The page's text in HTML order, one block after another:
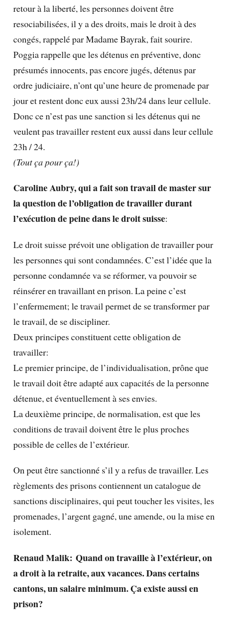
retour à la liberté, les personnes doivent être
resociabilisées, il y a des droits, mais le droit à des
congés, rappelé par Madame Bayrak, fait sourire.
Poggia rappelle que les détenus en préventive, donc
présumés innocents, pas encore jugés, détenus par
ordre judiciaire, n’ont qu’une heure de promenade par
jour et restent donc eux aussi 23h/24 dans leur cellule.
Donc ce n’est pas une sanction si les détenus qui ne
veulent pas travailler restent eux aussi dans leur cellule
23h / 24.
(Tout ça pour ça!)
Caroline Aubry, qui a fait son travail de master sur
la question de l’obligation de travailler durant
l’exécution de peine dans le droit suisse:
Le droit suisse prévoit une obligation de travailler pour
les personnes qui sont condamnées. C’est l’idée que la
personne condamnée va se réformer, va pouvoir se
réinsérer en travaillant en prison. La peine c’est
l’enfermement; le travail permet de se transformer par
le travail, de se discipliner.
Deux principes constituent cette obligation de
travailler:
Le premier principe, de l’individualisation, prône que
le travail doit être adapté aux capacités de la personne
détenue, et éventuellement à ses envies.
La deuxième principe, de normalisation, est que les
conditions de travail doivent être le plus proches
possible de celles de l’extérieur.
On peut être sanctionné s’il y a refus de travailler. Les
règlements des prisons contiennent un catalogue de
sanctions disciplinaires, qui peut toucher les visites, les
promenades, l’argent gagné, une amende, ou la mise en
isolement.
Renaud Malik: Quand on travaille à l’extérieur, on
a droit à la retraite, aux vacances. Dans certains
cantons, un salaire minimum. Ça existe aussi en
prison?